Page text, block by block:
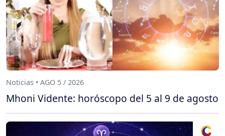
Noticias • AGO 5 / 2026
Mhoni Vidente: horóscopo del 5 al 9 de agosto